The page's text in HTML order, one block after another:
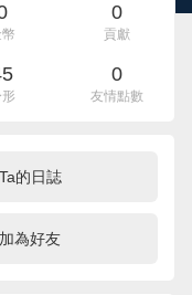
0
貢獻
0
友情點數
Ta的日誌
加為好友